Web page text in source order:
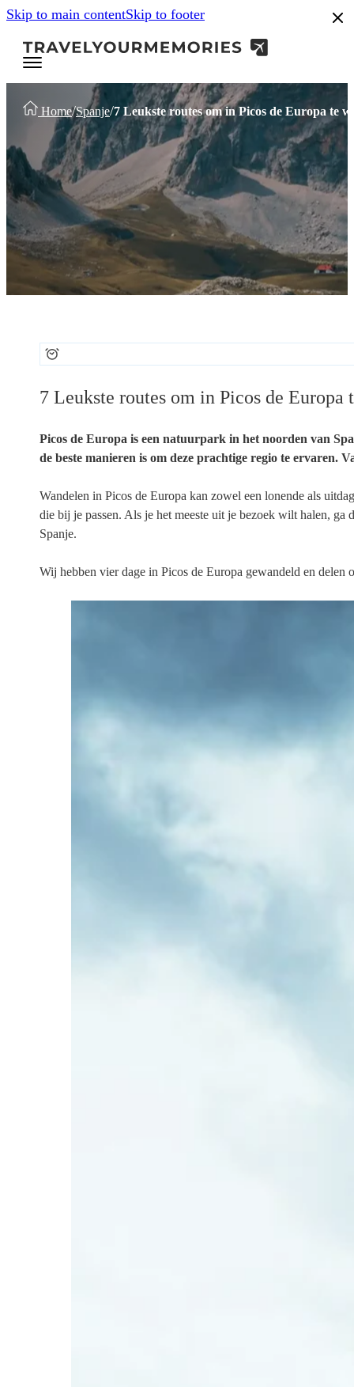
Skip to main contentSkip to footer
Home/Spanje/7 Leukste routes om in Picos de Europa te
7 Leukste routes om in Picos de Europa
Picos de Europa is een natuurpark in het noorden van
de beste manieren is om deze prachtige regio te ervaren.
Wandelen in Picos de Europa kan zowel een lonende als
die bij je passen. Als je het meeste uit je bezoek wilt halen,
Spanje.
Wij hebben vier dage in Picos de Europa gewandeld en delen